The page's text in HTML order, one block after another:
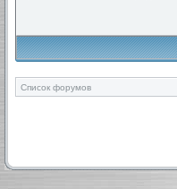
Список форумов